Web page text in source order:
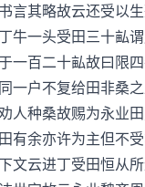
言其略故云还受以
牛一头受田三十畆
一百二十畆故曰限
一户不复给田非桑
人种桑故赐为永业
有余亦许为主但不
文云进丁受田恒从